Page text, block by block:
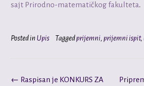
sajt Prirodno-matematičkog fakulteta.
Posted in Upis Taggedprijemni, prijemni ispit,
Post
← Raspisan je KONKURS ZA